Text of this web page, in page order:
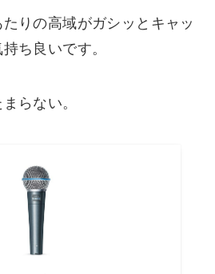
りの高域がガシッとキャッ
ち良いです。
らない。